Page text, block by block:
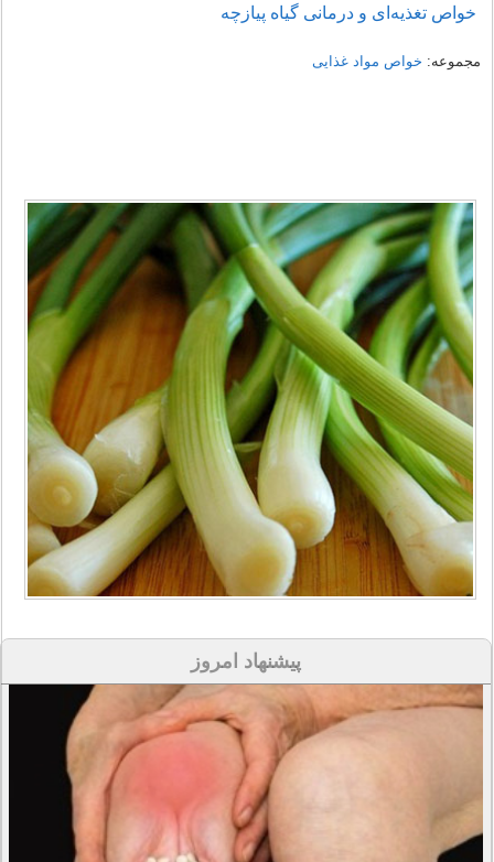
خواص تغذیه‌ای و درمانی گیاه پیازچه
مجموعه: خواص مواد غذایی
پیشنهاد امروز